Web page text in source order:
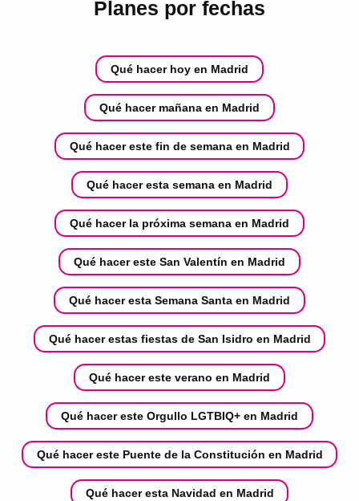
Planes por fechas
Qué hacer hoy en Madrid
Qué hacer mañana en Madrid
Qué hacer este fin de semana en Madrid
Qué hacer esta semana en Madrid
Qué hacer la próxima semana en Madrid
Qué hacer este San Valentín en Madrid
Qué hacer esta Semana Santa en Madrid
Qué hacer estas fiestas de San Isidro en Madrid
Qué hacer este verano en Madrid
Qué hacer este Orgullo LGTBIQ+ en Madrid
Qué hacer este Puente de la Constitución en Madrid
Qué hacer esta Navidad en Madrid